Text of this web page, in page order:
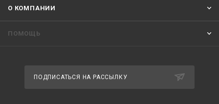
О КОМПАНИИ
ПОМОЩЬ
ПОДПИСАТЬСЯ НА РАССЫЛКУ